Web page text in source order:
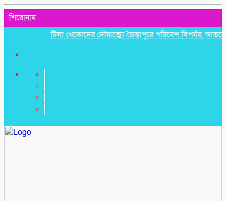
শিরোনাম
টিলা খেকোদের দৌরাত্ম্যে জৈন্তাপুরে পরিবেশ বিপর্যয়, আতঙ্কে